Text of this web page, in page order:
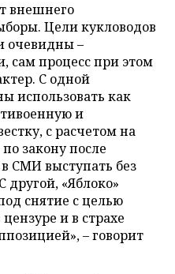
внешнего
Цели кукловодов
очевидны –
сам процесс при этом
С одной
использовать как
и
с расчетом на
закону после
СМИ выступать без
«Яблоко»
снятие с целью
и в страхе
– говорит